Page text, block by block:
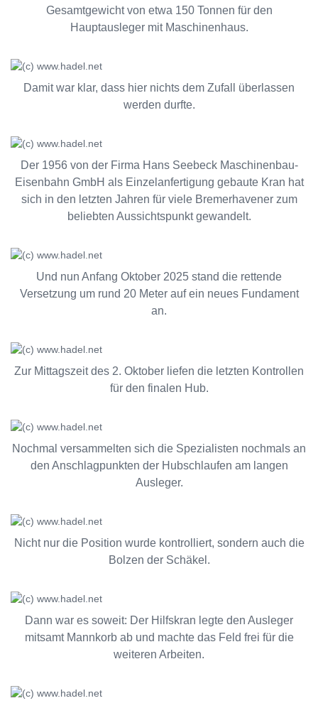
Gesamtgewicht von etwa 150 Tonnen für den
Hauptausleger mit Maschinenhaus.
Damit war klar, dass hier nichts dem Zufall überlassen
werden durfte.
Der 1956 von der Firma Hans Seebeck Maschinenbau-
Eisenbahn GmbH als Einzelanfertigung gebaute Kran hat
sich in den letzten Jahren für viele Bremerhavener zum
beliebten Aussichtspunkt gewandelt.
Und nun Anfang Oktober 2025 stand die rettende
Versetzung um rund 20 Meter auf ein neues Fundament
an.
Zur Mittagszeit des 2. Oktober liefen die letzten Kontrollen
für den finalen Hub.
Nochmal versammelten sich die Spezialisten nochmals an
den Anschlagpunkten der Hubschlaufen am langen
Ausleger.
Nicht nur die Position wurde kontrolliert, sondern auch die
Bolzen der Schäkel.
Dann war es soweit: Der Hilfskran legte den Ausleger
mitsamt Mannkorb ab und machte das Feld frei für die
weiteren Arbeiten.